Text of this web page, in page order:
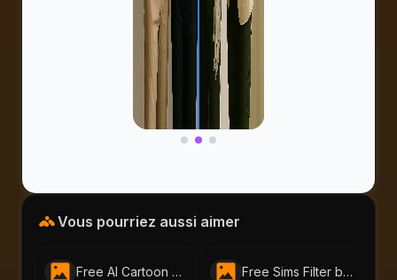
Vous pourriez aussi aimer
Free AI Cartoon Generator by AI-Portraits.org – Turn Photos & Text into Cartoons Free Sims Filter by AI-Portraits.org – Turn Me Into a Sim in Seconds